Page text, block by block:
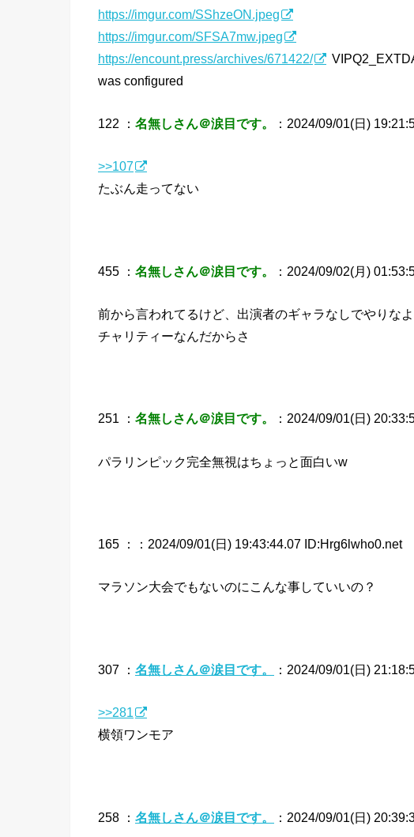
https://imgur.com/SShzeON.jpeg
https://imgur.com/SFSA7mw.jpeg
https://encount.press/archives/671422/
was configured
122 ： 名無しさん＠涙目です。 ：2024/09/01(日)
>>107
たぶん走ってない
455 ： 名無しさん＠涙目です。 ：2024/09/02(月)
前から言われてるけど、出演者のギャラなしでやりなよ
チャリティーなんだからさ
251 ： 名無しさん＠涙目です。 ：2024/09/01(日)
パラリンピック完全無視はちょっと面白いw
165 ： ：2024/09/01(日) 19:43:44.07 ID:Hrg6lwho0.net
マラソン大会でもないのにこんな事していいの？
307 ： 名無しさん＠涙目です。 ：2024/09/01(日)
>>281
横領ワンモア
258 ： 名無しさん＠涙目です。 ：2024/09/01(日)